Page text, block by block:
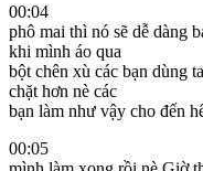
00:04
phô mai thì nó sẽ dễ dàng
khi mình áo qua
bột chên xù các bạn dùng
chặt hơn nè các
bạn làm như vậy cho đến
00:05